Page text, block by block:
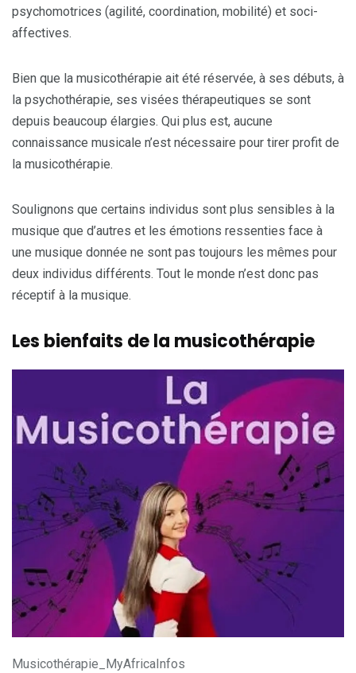
psychomotrices (agilité, coordination, mobilité) et soci-
affectives.
Bien que la musicothérapie ait été réservée, à ses débuts, à
la psychothérapie, ses visées thérapeutiques se sont
depuis beaucoup élargies. Qui plus est, aucune
connaissance musicale n’est nécessaire pour tirer profit de
la musicothérapie.
Soulignons que certains individus sont plus sensibles à la
musique que d’autres et les émotions ressenties face à
une musique donnée ne sont pas toujours les mêmes pour
deux individus différents. Tout le monde n’est donc pas
réceptif à la musique.
Les bienfaits de la musicothérapie
Musicothérapie_MyAfricaInfos